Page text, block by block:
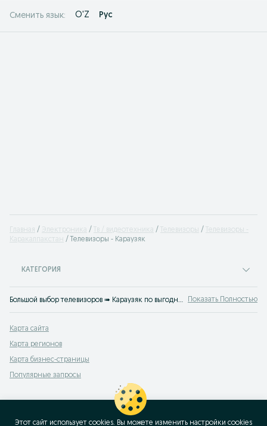
Сменить язык: O'Z Рус
Главная Электроника Тв / видеотехника Телевизоры
Телевизоры -
Каракалпакстан
Телевизоры - Караузяк
КАТЕГОРИЯ
Большой выбор телевизоров ➠ Караузяк по выгодным ценам на OLX.uz Караузяк. Модели с плоским экраном, различными диагоналями и типом матрицы, как новые так и б/у — лучший выбор на OLX.uz! Показать Полностью
Карта сайта
Карта регионов
Карта бизнес-страницы
Популярные запросы
Этот сайт использует cookies. Вы можете изменить настройки cookies